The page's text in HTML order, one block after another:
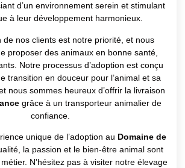
d’un environnement serein et stimulant
à leur développement harmonieux.
de nos clients est notre priorité, et nous
proposer des animaux en bonne santé,
Notre processus d’adoption est conçu
transition en douceur pour l’animal et sa
nous sommes heureux d’offrir la livraison
grâce à un transporteur animalier de
confiance.
unique de l’adoption au Domaine de
la passion et le bien-être animal sont
N’hésitez pas à visiter notre élevage